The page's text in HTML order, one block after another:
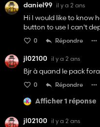
daniel99 il y a 2 ans
Hi I would like to know
button to use I can't
0 Répondre
jl02100 il y a 2 ans
Bjr à quand le pack
0 Répondre
Afficher 1 réponse
jl02100 il y a 2 ans